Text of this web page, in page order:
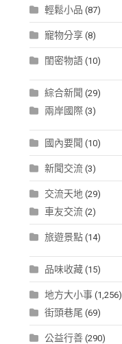
輕鬆小品 (87)
寵物分享 (8)
閨密物語 (10)
綜合新聞 (29)
兩岸國際 (3)
國內要聞 (10)
新聞交流 (3)
交流天地 (29)
車友交流 (2)
旅遊景點 (14)
品味收藏 (15)
地方大小事 (1,256)
街頭巷尾 (69)
公益行善 (290)